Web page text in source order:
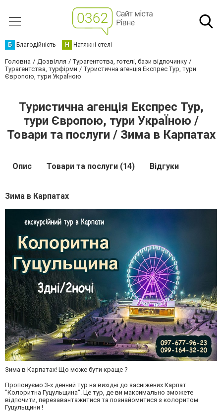
Б Благодійність Н Натяжні стелі
Головна Дозвілля
Турагентства, готелі, бази відпочинку
Турагентства, турфірми
Туристична агенція Експрес Тур, тури
Європою, тури УкраЇною
Туристична агенція Експрес Тур,
тури Європою, тури УкраЇною /
Товари та послуги / Зима в Карпатах
Опис Товари та послуги (14) Відгуки
Зима в Карпатах
Зима в Карпатах! Що може бути краще ?
Пропонуємо 3-х денний тур на вихідні до засніжених Карпат
"Колоритна Гуцульщина". Це тур, де ви максимально зможете
відпочити, перезавантажитися та познайомитися з колоритом
Гуцульщини !